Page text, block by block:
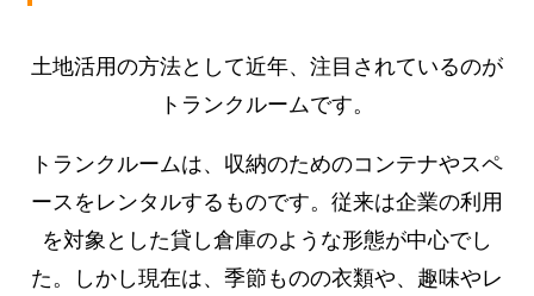
土地活用の方法として近年、注目されているのが
トランクルームです。
トランクルームは、収納のためのコンテナやスペ
ースをレンタルするものです。従来は企業の利用
を対象とした貸し倉庫のような形態が中心でし
た。しかし現在は、季節ものの衣類や、趣味やレ